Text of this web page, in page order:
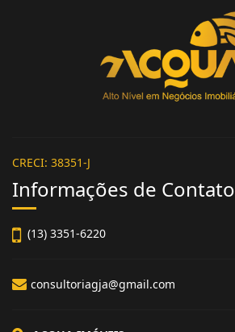
CRECI: 38351-J
Informações de Contato
(13) 3351-6220
consultoriagja@gmail.com